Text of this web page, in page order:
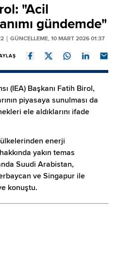
"Acil
gündemde"
GÜNCELLEME, 10 MART 2026 01:37
(IEA) Başkanı Fatih Birol,
piyasaya sunulması da
ele aldıklarını ifade
enerji
yakın temas
Suudi Arabistan,
ve Singapur ile
konuştu.